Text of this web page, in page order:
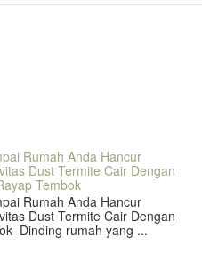
Rumah Anda Hancur
Dust Termite Cair Dengan
Tembok
Rumah Anda Hancur
Dust Termite Cair Dengan
Dinding rumah yang ...